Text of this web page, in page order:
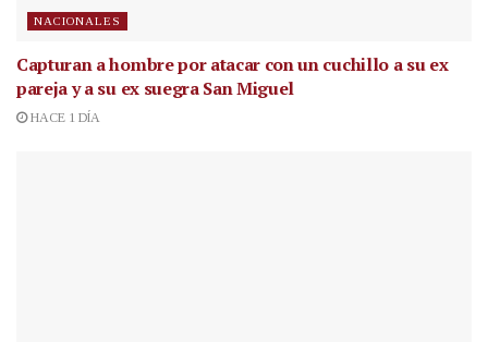
NACIONALES
Capturan a hombre por atacar con un cuchillo a su ex
pareja y a su ex suegra San Miguel
HACE 1 DÍA